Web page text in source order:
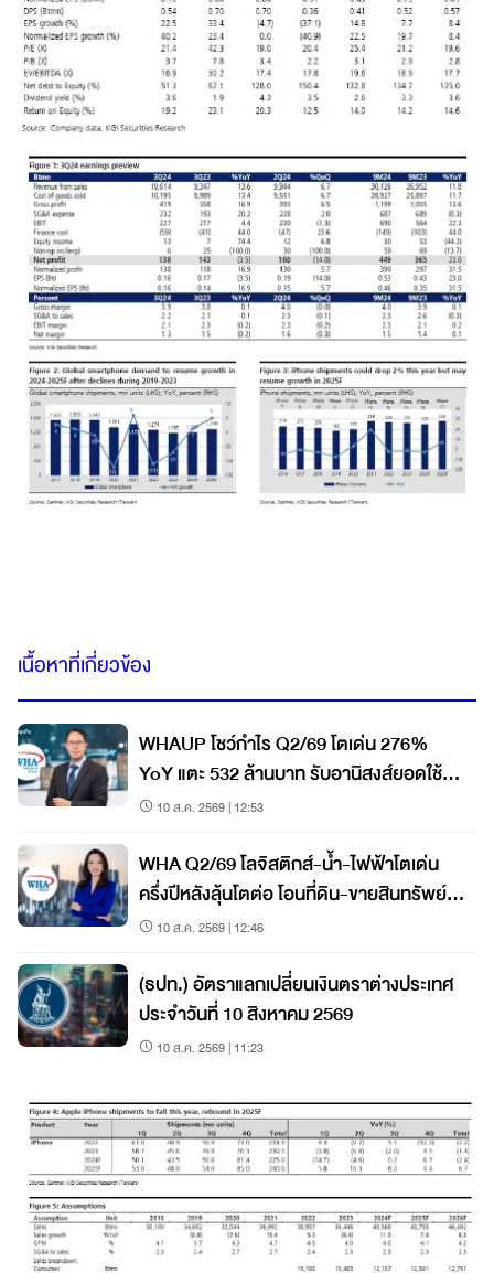
เนื้อหาที่เกี่ยวข้อง
WHAUP โชว์กำไร Q2/69 โตเด่น 276%
YoY แตะ 532 ล้านบาท รับอานิสงส์ยอดใช้
น้ำ-ไฟฟ้าพุ่ง ส่งซิกพร้อมลุย Direct PPA
10 ส.ค. 2569 | 12:53
WHA Q2/69 โลจิสติกส์-น้ำ-ไฟฟ้าโตเด่น
ครึ่งปีหลังลุ้นโตต่อ โอนที่ดิน-ขายสินทรัพย์
กองทรัสต์ 3.7 พันล้าน
10 ส.ค. 2569 | 12:46
(ธปท.) อัตราแลกเปลี่ยนเงินตราต่างประเทศ
ประจำวันที่ 10 สิงหาคม 2569
10 ส.ค. 2569 | 11:23